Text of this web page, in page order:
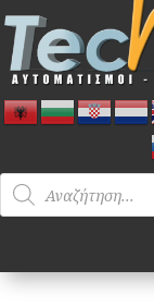
Products
search